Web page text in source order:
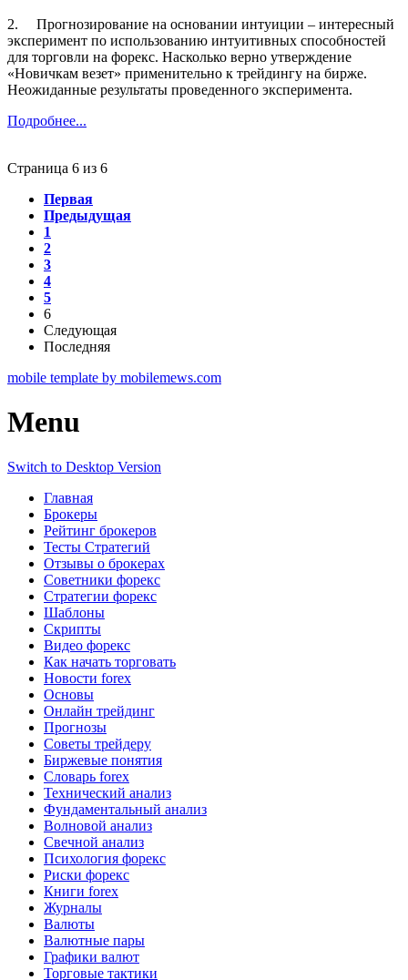
2. Прогнозирование на основании интуиции – интересный
эксперимент по использованию интуитивных способностей
для торговли на форекс. Насколько верно утверждение
«Новичкам везет» применительно к трейдингу на бирже.
Неожиданные результаты проведенного эксперимента.
Подробнее...
Страница 6 из 6
Первая
Предыдущая
1
2
3
4
5
6
Следующая
Последняя
mobile template by mobilemews.com
Menu
Switch to Desktop Version
Главная
Брокеры
Рейтинг брокеров
Тесты Стратегий
Отзывы о брокерах
Советники форекс
Стратегии форекс
Шаблоны
Скрипты
Видео форекс
Как начать торговать
Новости forex
Основы
Онлайн трейдинг
Прогнозы
Советы трейдеру
Биржевые понятия
Словарь forex
Технический анализ
Фундаментальный анализ
Волновой анализ
Свечной анализ
Психология форекс
Риски форекс
Книги forex
Журналы
Валюты
Валютные пары
Графики валют
Торговые тактики